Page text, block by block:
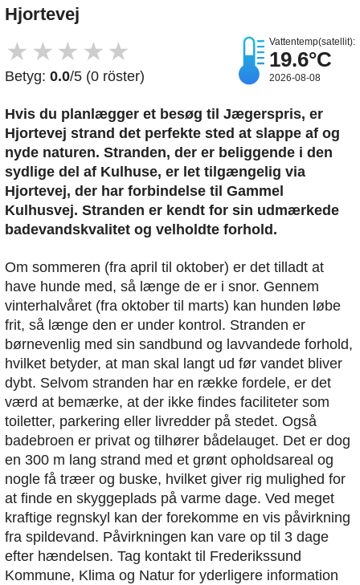
Hjortevej
★ ★ ★ ★ ★
Betyg: 0.0/5 (0 röster)
Vattentemp(satellit):
19.6°C
2026-08-08
Hvis du planlægger et besøg til Jægerspris, er
Hjortevej strand det perfekte sted at slappe af og
nyde naturen. Stranden, der er beliggende i den
sydlige del af Kulhuse, er let tilgængelig via
Hjortevej, der har forbindelse til Gammel
Kulhusvej. Stranden er kendt for sin udmærkede
badevandskvalitet og velholdte forhold.
Om sommeren (fra april til oktober) er det tilladt at
have hunde med, så længe de er i snor. Gennem
vinterhalvåret (fra oktober til marts) kan hunden løbe
frit, så længe den er under kontrol. Stranden er
børnevenlig med sin sandbund og lavvandede forhold,
hvilket betyder, at man skal langt ud før vandet bliver
dybt. Selvom stranden har en række fordele, er det
værd at bemærke, at der ikke findes faciliteter som
toiletter, parkering eller livredder på stedet. Også
badebroen er privat og tilhører bådelauget. Det er dog
en 300 m lang strand med et grønt opholdsareal og
nogle få træer og buske, hvilket giver rig mulighed for
at finde en skyggeplads på varme dage. Ved meget
kraftige regnskyl kan der forekomme en vis påvirkning
fra spildevand. Påvirkningen kan vare op til 3 dage
efter hændelsen. Tag kontakt til Frederikssund
Kommune, Klima og Natur for yderligere information